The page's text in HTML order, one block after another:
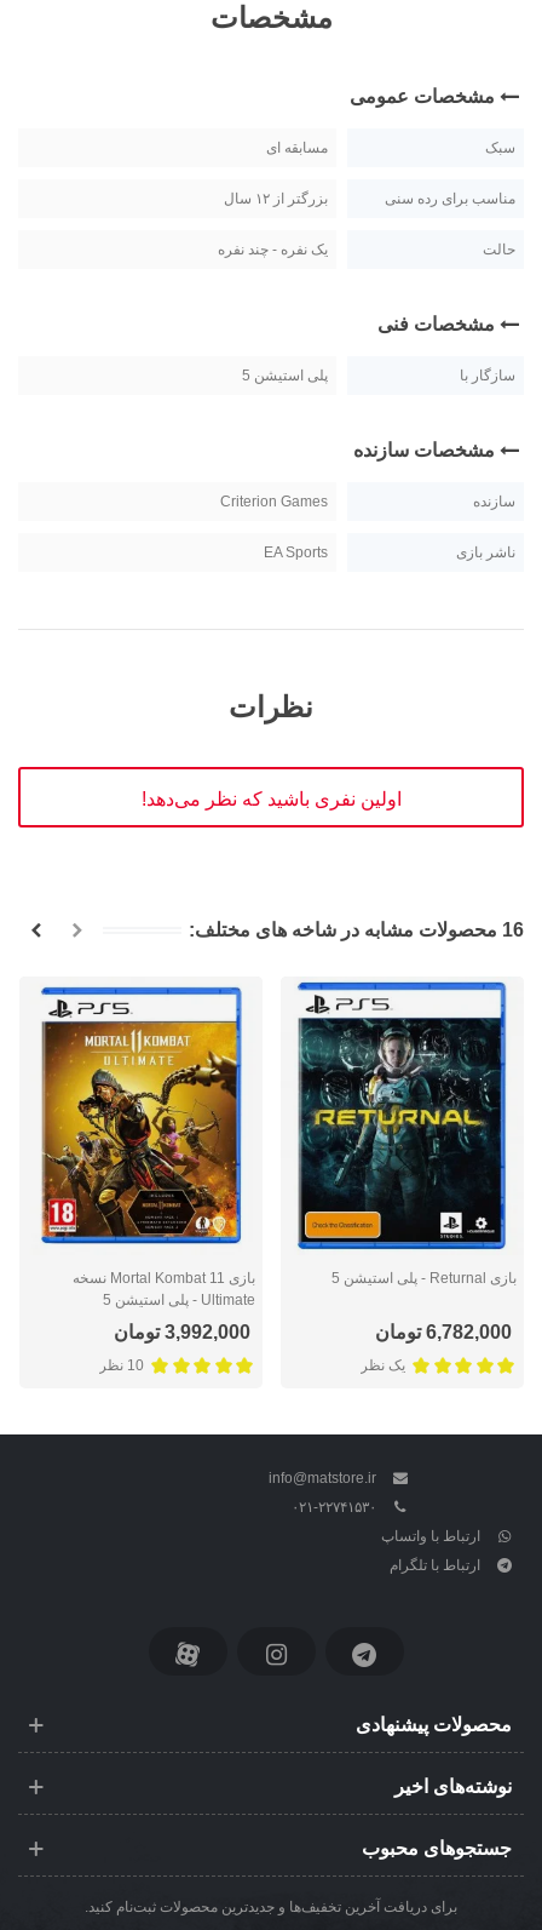
مشخصات
مشخصات عمومی
سبک مسابقه ای
مناسب برای رده سنی بزرگتر از ۱۲ سال
حالت یک نفره - چند نفره
مشخصات فنی
سازگار با پلی استیشن 5
مشخصات سازنده
سازنده Criterion Games
ناشر بازی EA Sports
نظرات
اولین نفری باشید که نظر می‌دهد!
16 محصولات مشابه در شاخه های مختلف:
بازی Returnal - پلی استیشن 5
6,782,000 تومان
یک نظر
بازی Mortal Kombat 11 نسخه
Ultimate - پلی استیشن 5
3,992,000 تومان
10 نظر
info@matstore.ir
۰۲۱-۲۲۷۴۱۵۳۰
ارتباط با واتساپ
ارتباط با تلگرام
محصولات پیشنهادی
نوشته‌های اخیر
جستجوهای محبوب
برای دریافت آخرین تخفیف‌ها و جدیدترین محصولات ثبت‌نام کنید.